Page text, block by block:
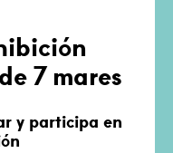
7 mares
y participa en